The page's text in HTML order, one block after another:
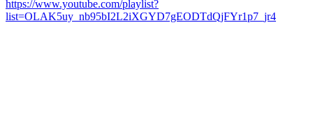
https://www.youtube.com/playlist?
list=OLAK5uy_nb95bI2L2iXGYD7gEODTdQjFYr1p7_jr4